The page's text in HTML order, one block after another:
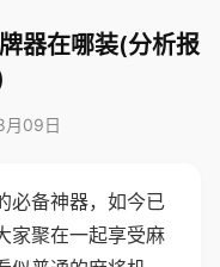
器在哪装(分析报
月09日
必备神器，如今已
家聚在一起享受麻